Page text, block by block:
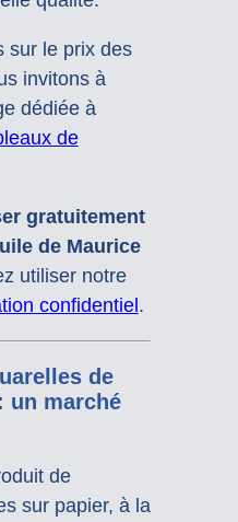
sur le prix des
invitons à
dédiée à
de
gratuitement
de Maurice
utiliser notre
confidentiel .
de
un marché
de
sur papier, à la